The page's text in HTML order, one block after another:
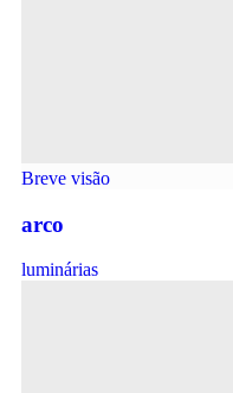
Breve visão
arco
luminárias